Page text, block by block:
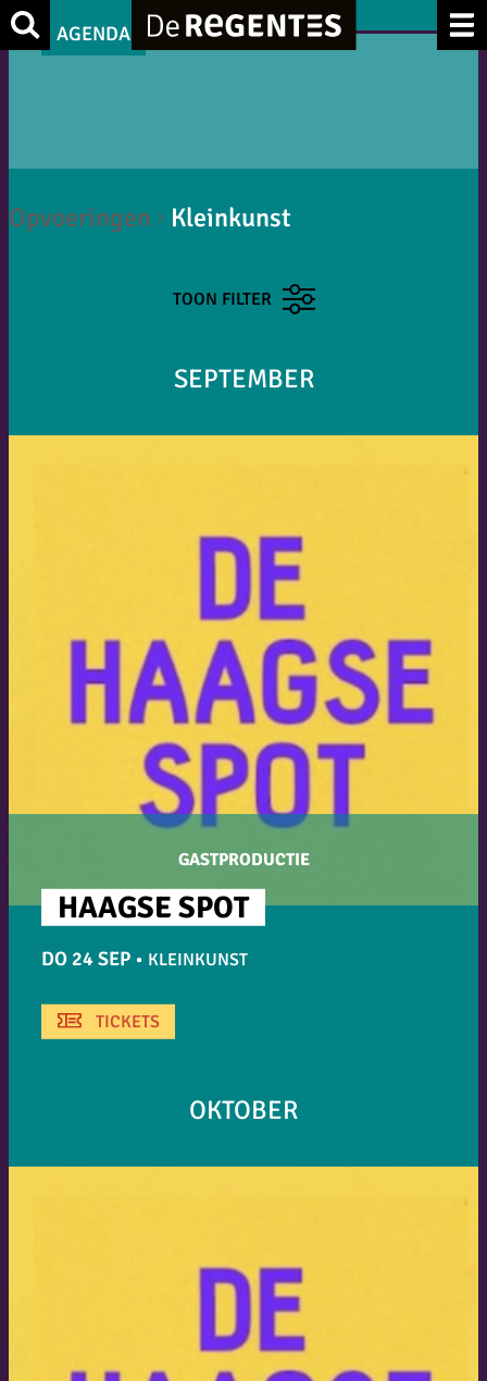
Zoek
AGENDA
Opvoeringen Kleinkunst
TOON FILTER
SEPTEMBER
GASTPRODUCTIE
DO 24 SEP • KLEINKUNST
HAAGSE SPOT
TICKETS
OKTOBER